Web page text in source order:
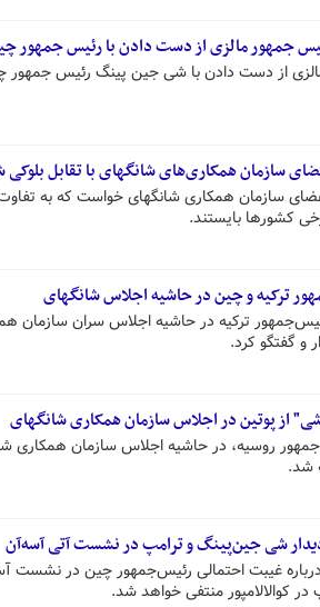
جمهور مالزی از دست دادن با رئیس جمهور
از دست دادن با شی جین پینگ رئیس جمهور
سازمان همکاری‌های شانگهای با تقابل
سازمان همکاری شانگهای خواست که به
کشورها بایستند.
ترکیه و چین در حاشیه اجلاس شانگهای
ترکیه در حاشیه اجلاس سران سازمان
و گفتگو کرد.
از پوتین در اجلاس سازمان همکاری شانگهای
روسیه، در حاشیه اجلاس سازمان همکاری
شد.
شی جین‌پینگ و ترامپ در نشست آتی آسه‌آن
غیبت احتمالی رئیس‌جمهور چین در نشست
در کوالالامپور منتفی خواهد شد.